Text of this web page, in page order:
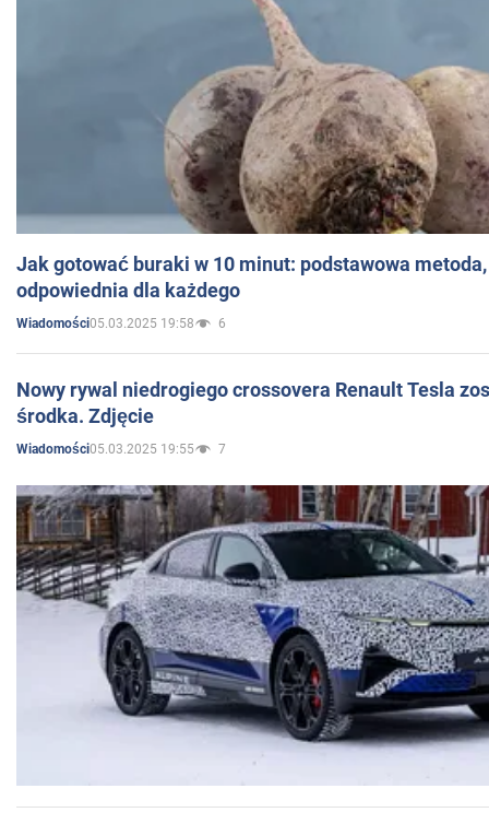
Jak gotować buraki w 10 minut: podstawowa
odpowiednia dla każdego
Wiadomości05.03.2025 19:58 6
Nowy rywal niedrogiego crossovera Renault Tesla
środka. Zdjęcie
Wiadomości05.03.2025 19:55 7